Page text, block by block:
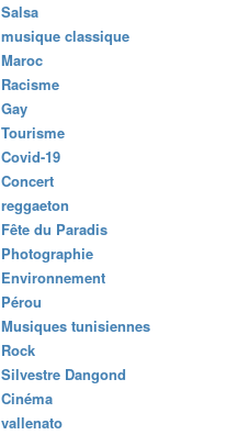
Salsa
musique classique
Maroc
Racisme
Gay
Tourisme
Covid-19
Concert
reggaeton
Fête du Paradis
Photographie
Environnement
Pérou
Musiques tunisiennes
Rock
Silvestre Dangond
Cinéma
vallenato